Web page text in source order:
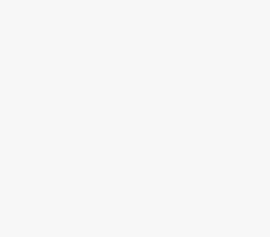
Aumento de
¿Te gustaría aumentar el número
servicio de agencia sem valencia